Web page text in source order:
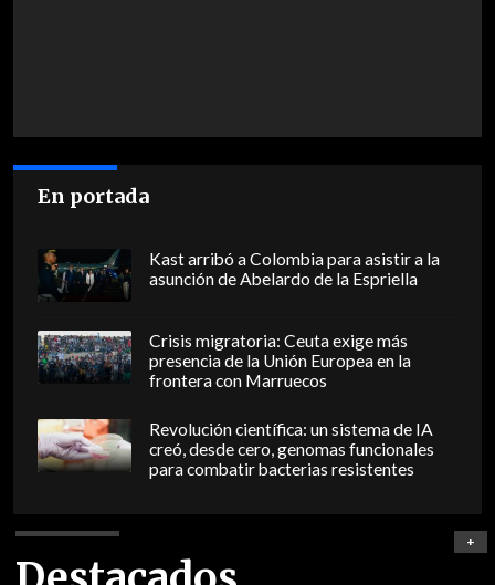
En portada
Kast arribó a Colombia para asistir a la
asunción de Abelardo de la Espriella
Crisis migratoria: Ceuta exige más
presencia de la Unión Europea en la
frontera con Marruecos
Revolución científica: un sistema de IA
creó, desde cero, genomas funcionales
para combatir bacterias resistentes
+